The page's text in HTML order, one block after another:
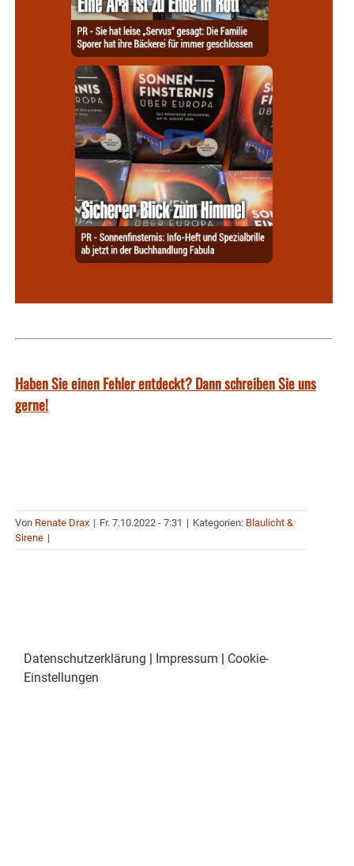
Haben Sie einen Fehler entdeckt? Dann schreiben Sie uns
gerne!
Von Renate Drax | Fr. 7.10.2022 - 7:31 | Kategorien: Blaulicht &
Sirene |
Datenschutzerklärung | Impressum | Cookie-
Einstellungen